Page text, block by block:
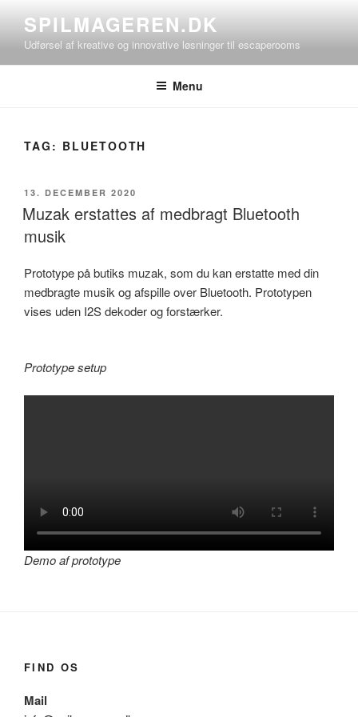
indhold
SPILMAGEREN.DK
Udførsel af kreative og innovative løsninger til escaperooms
Menu
TAG: BLUETOOTH
UDGIVET
DEN
13. DECEMBER 2020
Muzak erstattes af medbragt Bluetooth
musik
Prototype på butiks muzak, som du kan erstatte med din
medbragte musik og afspille over Bluetooth. Prototypen
vises uden I2S dekoder og forstærker.
Prototype setup
Demo af prototype
FIND OS
Mail